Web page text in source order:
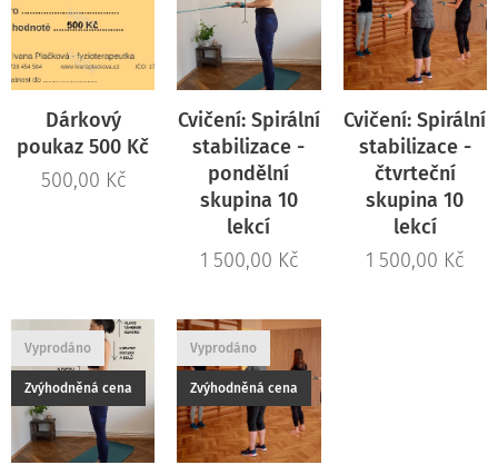
Dárkový
poukaz 500 Kč
500,00 Kč
Cvičení: Spirální
stabilizace -
pondělní
skupina 10
lekcí
1 500,00 Kč
Cvičení: Spirální
stabilizace -
čtvrteční
skupina 10
lekcí
1 500,00 Kč
Vyprodáno
Zvýhodněná cena
Vyprodáno
Zvýhodněná cena